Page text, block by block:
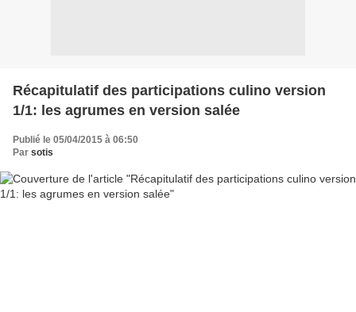
Récapitulatif des participations culino version
1/1: les agrumes en version salée
Publié le 05/04/2015 à 06:50
Par sotis